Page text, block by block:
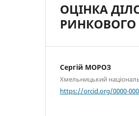
ОЦІНКА
РИНКОВОГО
Сергій МОРОЗ
Хмельницький
https://orcid.org/0000-